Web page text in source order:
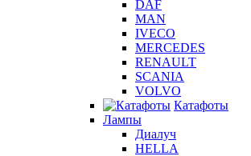
DAF
MAN
IVECO
MERCEDES
RENAULT
SCANIA
VOLVO
Катафоты
Лампы
Диалуч
HELLA